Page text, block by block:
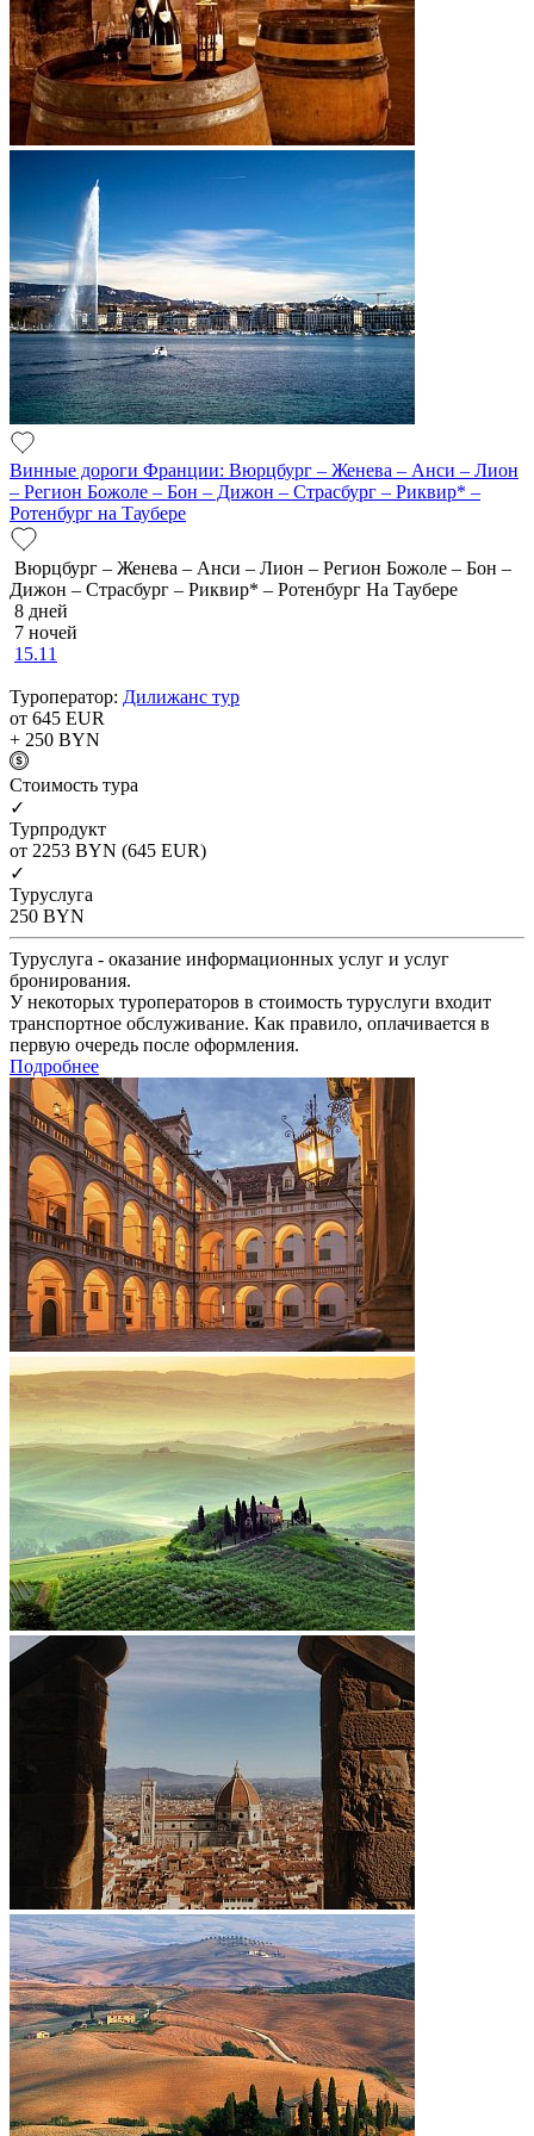
Винные дороги Франции: Вюрцбург – Женева – Анси – Лион
– Регион Божоле – Бон – Дижон – Страсбург – Риквир* –
Ротенбург на Таубере
Вюрцбург – Женева – Анси – Лион – Регион Божоле – Бон –
Дижон – Страсбург – Риквир* – Ротенбург На Таубере
8 дней
7 ночей
15.11
Туроператор: Дилижанс тур
от 645 EUR
+ 250 BYN
Cтоимость тура
✓
Турпродукт
от 2253 BYN (645 EUR)
✓
Туруслуга
250 BYN
Туруслуга - оказание информационных услуг и услуг
бронирования.
У некоторых туроператоров в стоимость туруслуги входит
транспортное обслуживание. Как правило, оплачивается в
первую очередь после оформления.
Подробнее